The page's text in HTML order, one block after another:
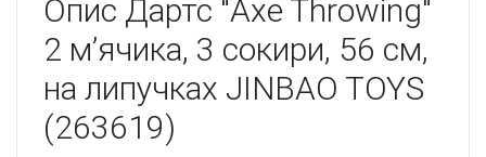
Опис Дартс "Axe Throwing"
2 мʼячика, 3 сокири, 56 см,
на липучках JINBAO TOYS
(263619)